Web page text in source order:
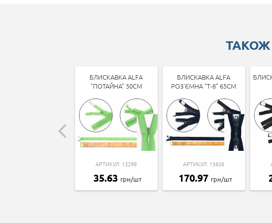
ТАКОЖ
БЛИСКАВКА ALFA
"ПОТАЙНА" 50СМ
АРТИКУЛ: 13299
35.63 грн/шт
БЛИСКАВКА ALFA
РОЗ'ЄМНА "Т-8" 65СМ
АРТИКУЛ: 13656
170.97 грн/шт